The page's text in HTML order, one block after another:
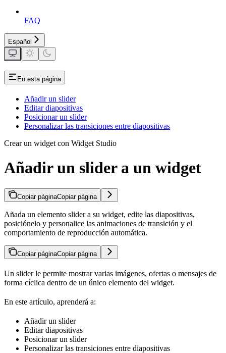
FAQ
Español
En esta página
Añadir un slider
Editar diapositivas
Posicionar un slider
Personalizar las transiciones entre diapositivas
Crear un widget con Widget Studio
Añadir un slider a un widget
Copiar páginaCopiar página
Añada un elemento slider a su widget, edite las diapositivas,
posiciónelo y personalice las animaciones de transición y el
comportamiento de reproducción automática.
Copiar páginaCopiar página
Un slider le permite mostrar varias imágenes, ofertas o mensajes de
forma cíclica dentro de un único elemento del widget.
En este artículo, aprenderá a:
Añadir un slider
Editar diapositivas
Posicionar un slider
Personalizar las transiciones entre diapositivas